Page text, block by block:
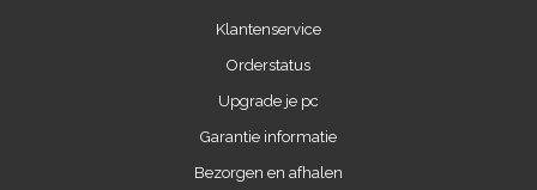
Klantenservice
Orderstatus
Upgrade je pc
Garantie informatie
Bezorgen en afhalen